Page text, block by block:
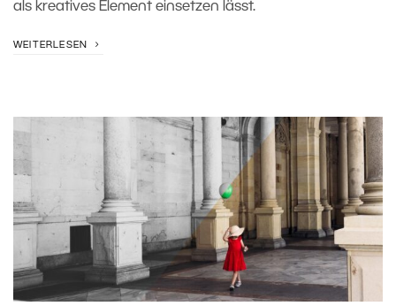
als kreatives Element einsetzen lässt.
WEITERLESEN